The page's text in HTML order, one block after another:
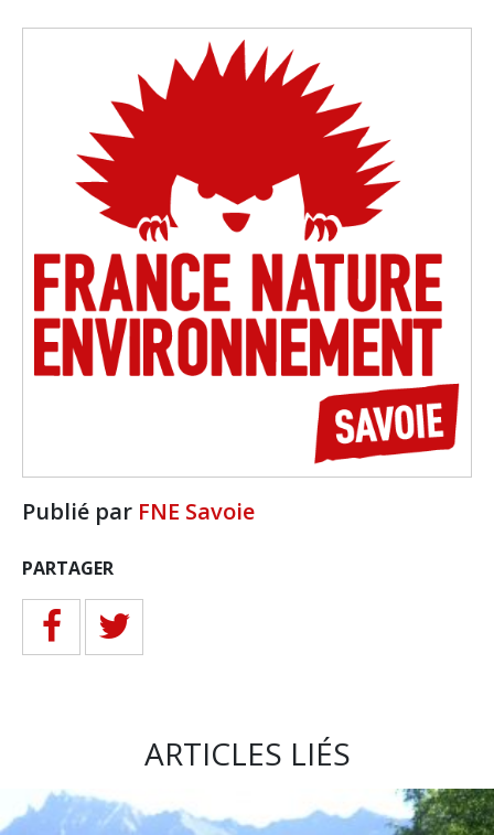
Publié par FNE Savoie
PARTAGER
ARTICLES LIÉS